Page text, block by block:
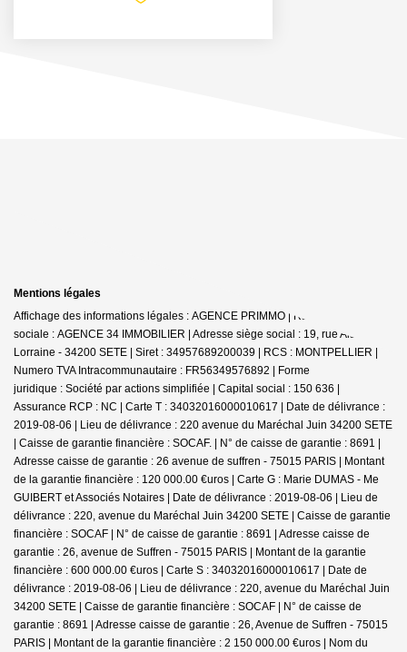
Mentions légales
Affichage des informations légales : AGENCE PRIMMO | Raison
sociale : AGENCE 34 IMMOBILIER | Adresse siège social : 19, rue Alsace
Lorraine - 34200 SETE | Siret : 34957689200039 | RCS : MONTPELLIER |
Numero TVA Intracommunautaire : FR56349576892 | Forme
juridique : Société par actions simplifiée | Capital social : 150 636 |
Assurance RCP : NC | Carte T : 34032016000010617 | Date de délivrance :
2019-08-06 | Lieu de délivrance : 220 avenue du Maréchal Juin 34200 SETE
| Caisse de garantie financière : SOCAF. | N° de caisse de garantie : 8691 |
Adresse caisse de garantie : 26 avenue de suffren - 75015 PARIS | Montant
de la garantie financière : 120 000.00 €uros | Carte G : Marie DUMAS - Me
GUIBERT et Associés Notaires | Date de délivrance : 2019-08-06 | Lieu de
délivrance : 220, avenue du Maréchal Juin 34200 SETE | Caisse de garantie
financière : SOCAF | N° de caisse de garantie : 8691 | Adresse caisse de
garantie : 26, avenue de Suffren - 75015 PARIS | Montant de la garantie
financière : 600 000.00 €uros | Carte S : 34032016000010617 | Date de
délivrance : 2019-08-06 | Lieu de délivrance : 220, avenue du Maréchal Juin
34200 SETE | Caisse de garantie financière : SOCAF | N° de caisse de
garantie : 8691 | Adresse caisse de garantie : 26, Avenue de Suffren - 75015
PARIS | Montant de la garantie financière : 2 150 000.00 €uros | Nom du